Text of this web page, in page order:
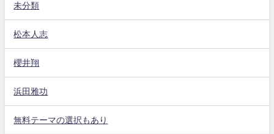
未分類
松本人志
櫻井翔
浜田雅功
無料テーマの選択もあり